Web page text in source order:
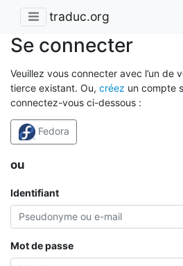
traduc.org
Se connecter
Veuillez vous connecter avec l’un de
tierce existant. Ou, créez un compte
connectez-vous ci-dessous :
Fedora
ou
Identifiant
Mot de passe